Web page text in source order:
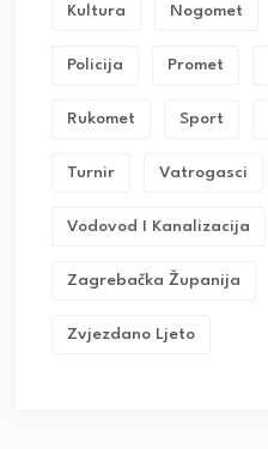
Kultura Nogomet
Policija Promet
Rukomet Sport
Turnir Vatrogasci
Vodovod I Kanalizacija
Zagrebačka Županija
Zvjezdano Ljeto